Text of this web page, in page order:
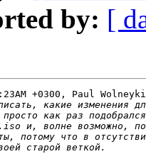
by: [
+0300, Paul